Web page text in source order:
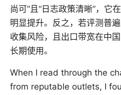
尚可”且“日志政策清晰”，它
明显提升。反之，若评测普
收集风险，且出口带宽在中
长期使用。
When I read through the
from reputable outlets, I